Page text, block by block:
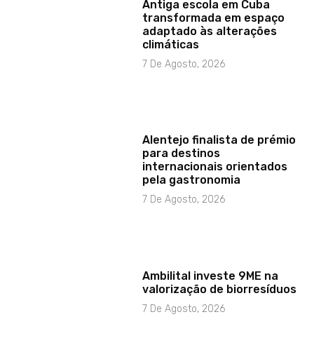
Antiga escola em Cuba
transformada em espaço
adaptado às alterações
climáticas
7 De Agosto, 2026
Alentejo finalista de prémio
para destinos
internacionais orientados
pela gastronomia
7 De Agosto, 2026
Ambilital investe 9ME na
valorização de biorresíduos
7 De Agosto, 2026